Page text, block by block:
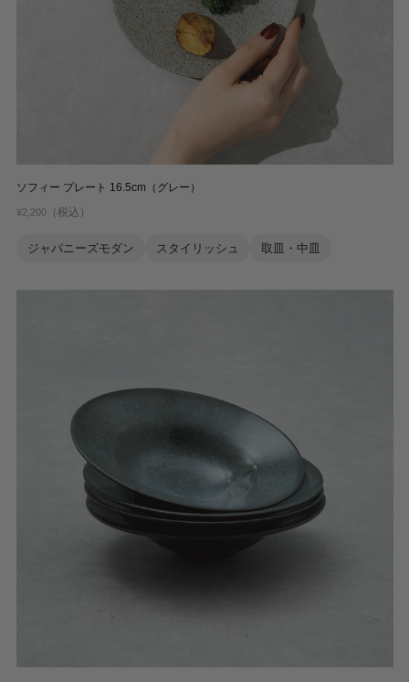
ソフィー プレート 16.5cm（グレー）
¥2,200（税込）
ジャパニーズモダン スタイリッシュ 取皿・中皿